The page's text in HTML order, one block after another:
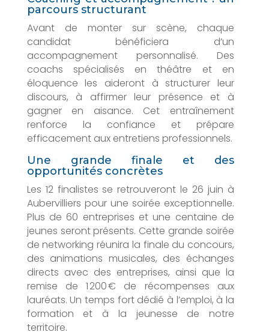
parcours structurant
Avant de monter sur scène, chaque
candidat bénéficiera d’un
accompagnement personnalisé. Des
coachs spécialisés en théâtre et en
éloquence les aideront à structurer leur
discours, à affirmer leur présence et à
gagner en aisance. Cet entraînement
renforce la confiance et prépare
efficacement aux entretiens professionnels.
Une grande finale et des
opportunités concrètes
Les 12 finalistes se retrouveront le 26 juin à
Aubervilliers pour une soirée exceptionnelle.
Plus de 60 entreprises et une centaine de
jeunes seront présents. Cette grande soirée
de networking réunira la finale du concours,
des animations musicales, des échanges
directs avec des entreprises, ainsi que la
remise de 1 200 € de récompenses aux
lauréats. Un temps fort dédié à l’emploi, à la
formation et à la jeunesse de notre
territoire.